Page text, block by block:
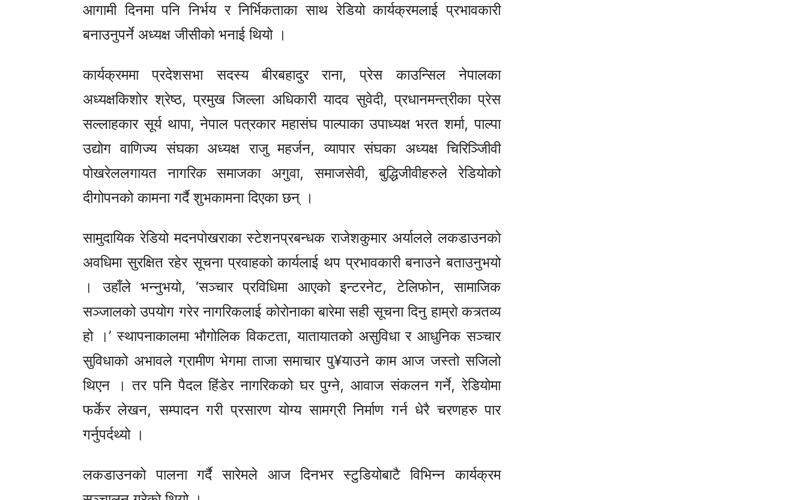
आगामी दिनमा पनि निर्भय र निर्भिकताका साथ रेडियो कार्यक्रमलाई प्रभावकारी
बनाउनुपर्ने अध्यक्ष जीसीको भनाई थियो ।
कार्यक्रममा प्रदेशसभा सदस्य बीरबहादुर राना, प्रेस काउन्सिल नेपालका
अध्यक्षकिशोर श्रेष्ठ, प्रमुख जिल्ला अधिकारी यादव सुवेदी, प्रधानमन्त्रीका प्रेस
सल्लाहकार सूर्य थापा, नेपाल पत्रकार महासंघ पाल्पाका उपाध्यक्ष भरत शर्मा, पाल्पा
उद्योग वाणिज्य संघका अध्यक्ष राजु महर्जन, व्यापार संघका अध्यक्ष चिरिञ्जिीवी
पोखरेललगायत नागरिक समाजका अगुवा, समाजसेवी, बुद्धिजीवीहरुले रेडियोको
दीगोपनको कामना गर्दै शुभकामना दिएका छन् ।
सामुदायिक रेडियो मदनपोखराका स्टेशनप्रबन्धक राजेशकुमार अर्यालले लकडाउनको
अवधिमा सुरक्षित रहेर सूचना प्रवाहको कार्यलाई थप प्रभावकारी बनाउने बताउनुभयो
। उहाँले भन्नुभयो, ‘सञ्चार प्रविधिमा आएको इन्टरनेट, टेलिफोन, सामाजिक
सञ्जालको उपयोग गरेर नागरिकलाई कोरोनाका बारेमा सही सूचना दिनु हाम्रो कत्र्तव्य
हो ।’ स्थापनाकालमा भौगोलिक विकटता, यातायातको असुविधा र आधुनिक सञ्चार
सुविधाको अभावले ग्रामीण भेगमा ताजा समाचार पु¥याउने काम आज जस्तो सजिलो
थिएन । तर पनि पैदल हिंडेर नागरिकको घर पुग्ने, आवाज संकलन गर्ने, रेडियोमा
फर्केर लेखन, सम्पादन गरी प्रसारण योग्य सामग्री निर्माण गर्न धेरै चरणहरु पार
गर्नुपर्दथ्यो ।
लकडाउनको पालना गर्दै सारेमले आज दिनभर स्टुडियोबाटै विभिन्न कार्यक्रम